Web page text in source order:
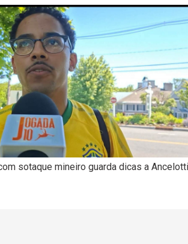
sotaque mineiro guarda dicas a Ancelotti